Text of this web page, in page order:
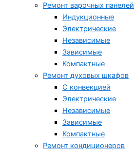
Ремонт варочных панелей
Индукционные
Электрические
Независимые
Зависимые
Компактные
Ремонт духовых шкафов
С конвекцией
Электрические
Независимые
Зависимые
Компактные
Ремонт кондиционеров